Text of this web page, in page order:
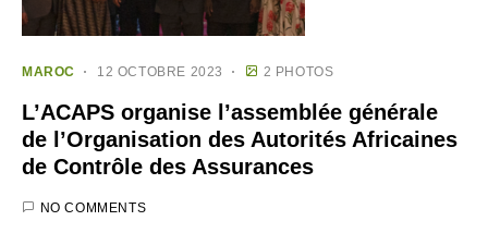
MAROC 12 OCTOBRE 2023 2 PHOTOS
L’ACAPS organise l’assemblée générale
de l’Organisation des Autorités Africaines
de Contrôle des Assurances
NO COMMENTS